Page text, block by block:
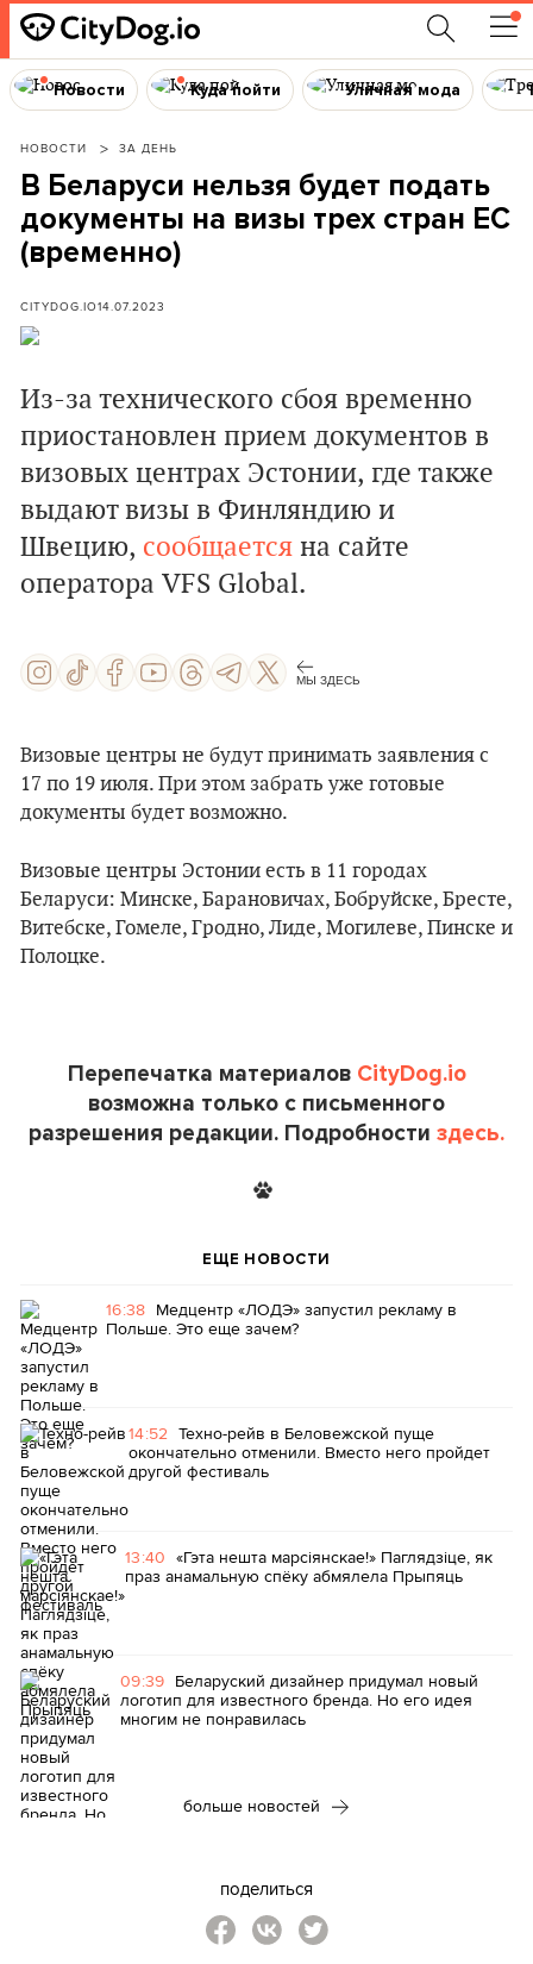
Новости Куда пойти Уличная мода
НОВОСТИ ЗА ДЕНЬ
В Беларуси нельзя будет подать
документы на визы трех стран ЕС
(временно)
CITYDOG.IO14.07.2023
Из-за технического сбоя временно
приостановлен прием документов в
визовых центрах Эстонии, где также
выдают визы в Финляндию и
Швецию, сообщается на сайте
оператора VFS Global.
МЫ ЗДЕСЬ
Визовые центры не будут принимать заявления с
17 по 19 июля. При этом забрать уже готовые
документы будет возможно.
Визовые центры Эстонии есть в 11 городах
Беларуси: Минске, Барановичах, Бобруйске, Бресте,
Витебске, Гомеле, Гродно, Лиде, Могилеве, Пинске и
Полоцке.
Перепечатка материалов CityDog.io
возможна только с письменного
разрешения редакции. Подробности здесь.
ЕЩЕ НОВОСТИ
16:38 Медцентр «ЛОДЭ» запустил рекламу в
Польше. Это еще зачем?
14:52 Техно-рейв в Беловежской пуще
окончательно отменили. Вместо него пройдет
другой фестиваль
13:40 «Гэта нешта марсіянскае!» Паглядзіце, як
праз анамальную спёку абмялела Прыпяць
09:39 Беларуский дизайнер придумал новый
логотип для известного бренда. Но его идея
многим не понравилась
больше новостей
поделиться